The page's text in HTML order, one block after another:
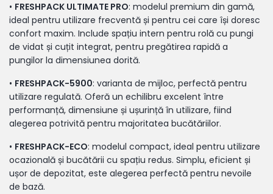
• FRESHPACK ULTIMATE PRO: modelul premium din gamă,
ideal pentru utilizare frecventă și pentru cei care își doresc
confort maxim. Include spațiu intern pentru rolă cu pungi
de vidat și cuțit integrat, pentru pregătirea rapidă a
pungilor la dimensiunea dorită.
• FRESHPACK-5900: varianta de mijloc, perfectă pentru
utilizare regulată. Oferă un echilibru excelent între
performanță, dimensiune și ușurință în utilizare, fiind
alegerea potrivită pentru majoritatea bucătăriilor.
• FRESHPACK-ECO: modelul compact, ideal pentru utilizare
ocazională și bucătării cu spațiu redus. Simplu, eficient și
ușor de depozitat, este alegerea perfectă pentru nevoile
de bază.